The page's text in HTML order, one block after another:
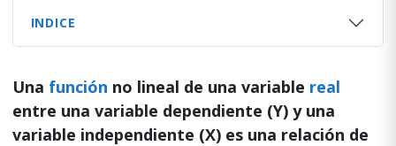
INDICE
Una función no lineal de una variable real
entre una variable dependiente (Y) y una
variable independiente (X) es una relación de